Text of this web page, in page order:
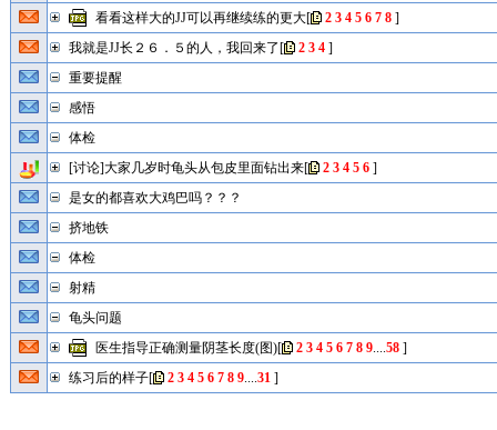
看看这样大的JJ可以再继续练的更大[ 2 3 4 5 6 7 8]
我就是JJ长２６．５的人，我回来了 [ 2 3 4]
重要提醒
感悟
体检
[讨论]大家几岁时龟头从包皮里面钻出来[ 2 3 4 5 6]
是女的都喜欢大鸡巴吗？？？
挤地铁
体检
射精
龟头问题
医生指导正确测量阴茎长度(图)[ 2 3 4 5 6 7 8 9....58]
练习后的样子[ 2 3 4 5 6 7 8 9....31]